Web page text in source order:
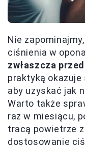
Nie
ciśnienia w
zwłaszcza
praktyką
aby uzyskać jak
Warto także
raz w miesiącu,
tracą powietrze
dostosowanie